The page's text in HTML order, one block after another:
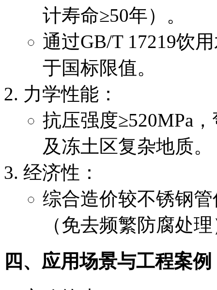
计寿命≥50年）。
通过GB/T 17219饮
于国标限值。
力学性能：
抗压强度≥520MPa
及冻土区复杂地质。
经济性：
综合造价较不锈钢
（免去频繁防腐处
四、应用场景与工程案例